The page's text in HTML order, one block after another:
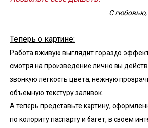
С любовью,
Теперь о картине:
Работа вживую выглядит гораздо
смотря на произведение лично вы
звонкую легкость цвета, нежную
объемную текстуру заливок.
А теперь представьте картину,
по колориту паспарту и багет, в своем